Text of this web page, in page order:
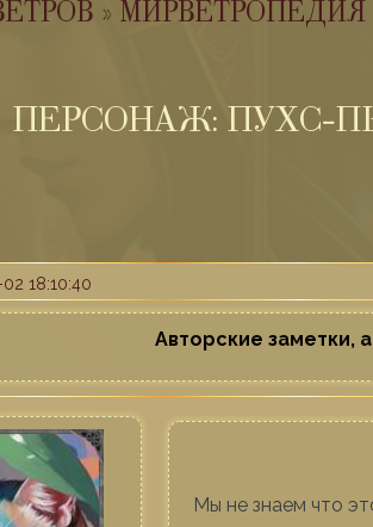
» МИРВЕТРОПЕДИЯ
ПЕРСОНАЖ: ПУХС-
18:10:40
Авторские заметки,
Мы не знаем что